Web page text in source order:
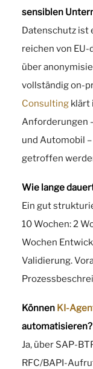
sensiblen
Datenschutz ist
reichen von
über
vollständig on-
Consulting klärt
Anforderungen
und Automobil
getroffen
Wie lange
Ein gut
10 Wochen: 2
Wochen
Validierung.
Können KI-
automatisieren?
Ja, über SAP-
RFC/BAPI-